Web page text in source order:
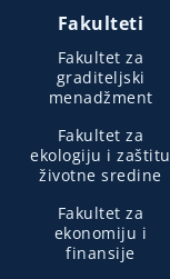
Fakulteti
Fakultet za
graditeljski
menadžment
Fakultet za
ekologiju i zaštitu
životne sredine
Fakultet za
ekonomiju i
finansije